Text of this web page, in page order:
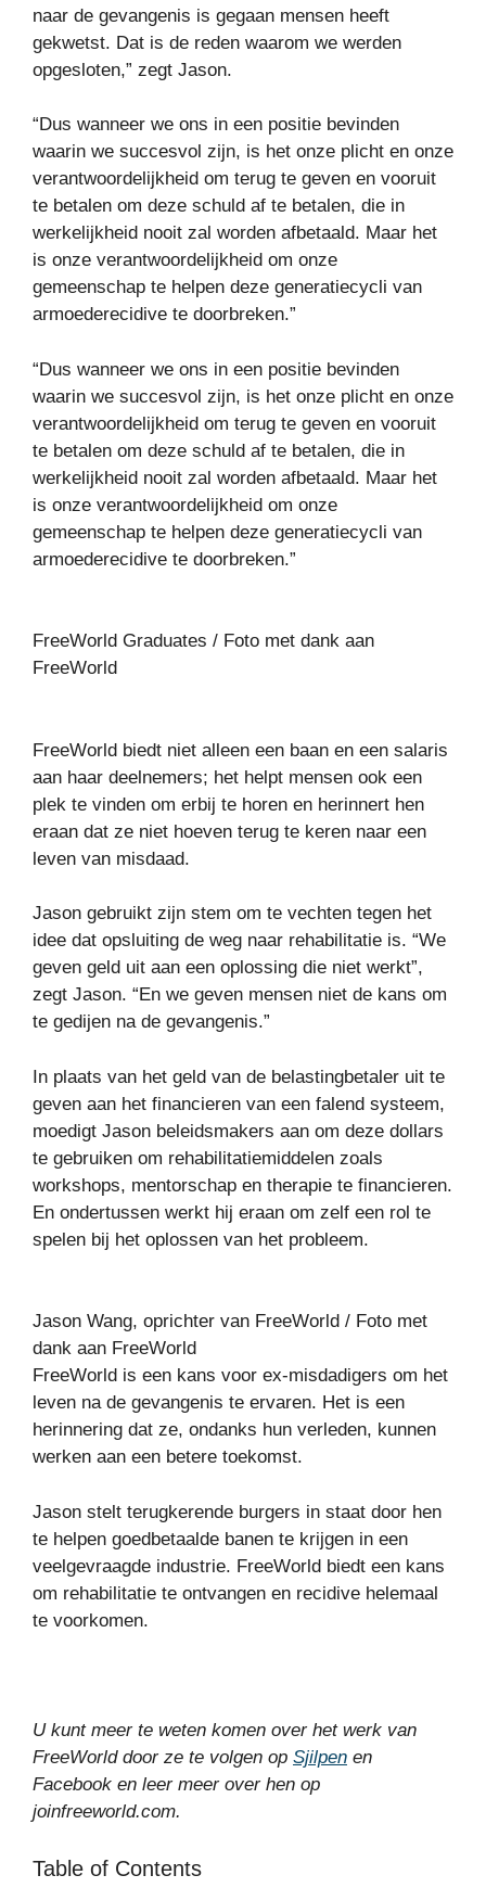
naar de gevangenis is gegaan mensen heeft
gekwetst. Dat is de reden waarom we werden
opgesloten,” zegt Jason.
“Dus wanneer we ons in een positie bevinden
waarin we succesvol zijn, is het onze plicht en onze
verantwoordelijkheid om terug te geven en vooruit
te betalen om deze schuld af te betalen, die in
werkelijkheid nooit zal worden afbetaald. Maar het
is onze verantwoordelijkheid om onze
gemeenschap te helpen deze generatiecycli van
armoederecidive te doorbreken.”
“Dus wanneer we ons in een positie bevinden
waarin we succesvol zijn, is het onze plicht en onze
verantwoordelijkheid om terug te geven en vooruit
te betalen om deze schuld af te betalen, die in
werkelijkheid nooit zal worden afbetaald. Maar het
is onze verantwoordelijkheid om onze
gemeenschap te helpen deze generatiecycli van
armoederecidive te doorbreken.”
FreeWorld Graduates / Foto met dank aan
FreeWorld
FreeWorld biedt niet alleen een baan en een salaris
aan haar deelnemers; het helpt mensen ook een
plek te vinden om erbij te horen en herinnert hen
eraan dat ze niet hoeven terug te keren naar een
leven van misdaad.
Jason gebruikt zijn stem om te vechten tegen het
idee dat opsluiting de weg naar rehabilitatie is. “We
geven geld uit aan een oplossing die niet werkt”,
zegt Jason. “En we geven mensen niet de kans om
te gedijen na de gevangenis.”
In plaats van het geld van de belastingbetaler uit te
geven aan het financieren van een falend systeem,
moedigt Jason beleidsmakers aan om deze dollars
te gebruiken om rehabilitatiemiddelen zoals
workshops, mentorschap en therapie te financieren.
En ondertussen werkt hij eraan om zelf een rol te
spelen bij het oplossen van het probleem.
Jason Wang, oprichter van FreeWorld / Foto met
dank aan FreeWorld
FreeWorld is een kans voor ex-misdadigers om het
leven na de gevangenis te ervaren. Het is een
herinnering dat ze, ondanks hun verleden, kunnen
werken aan een betere toekomst.
Jason stelt terugkerende burgers in staat door hen
te helpen goedbetaalde banen te krijgen in een
veelgevraagde industrie. FreeWorld biedt een kans
om rehabilitatie te ontvangen en recidive helemaal
te voorkomen.
U kunt meer te weten komen over het werk van
FreeWorld door ze te volgen op Sjilpen en
Facebook en leer meer over hen op
joinfreeworld.com.
Table of Contents